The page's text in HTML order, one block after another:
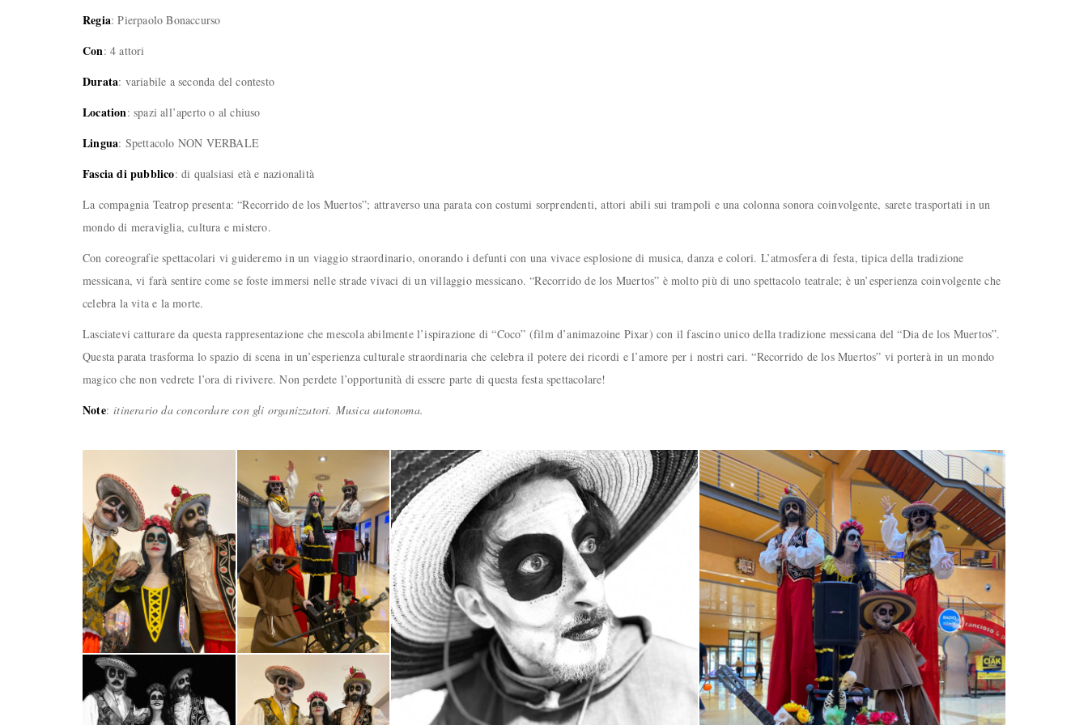
Regia: Pierpaolo Bonaccurso
Con: 4 attori
Durata: variabile a seconda del contesto
Location: spazi all’aperto o al chiuso
Lingua: Spettacolo NON VERBALE
Fascia di pubblico: di qualsiasi età e nazionalità
La compagnia Teatrop presenta: “Recorrido de los Muertos”; attraverso una parata con costumi sorprendenti, attori abili sui trampoli e una colonna sonora coinvolgente, sarete trasportati in un
mondo di meraviglia, cultura e mistero.
Con coreografie spettacolari vi guideremo in un viaggio straordinario, onorando i defunti con una vivace esplosione di musica, danza e colori. L’atmosfera di festa, tipica della tradizione
messicana, vi farà sentire come se foste immersi nelle strade vivaci di un villaggio messicano. “Recorrido de los Muertos” è molto più di uno spettacolo teatrale; è un’esperienza coinvolgente che
celebra la vita e la morte.
Lasciatevi catturare da questa rappresentazione che mescola abilmente l’ispirazione di “Coco” (film d’animazoine Pixar) con il fascino unico della tradizione messicana del “Dia de los Muertos”.
Questa parata trasforma lo spazio di scena in un’esperienza culturale straordinaria che celebra il potere dei ricordi e l’amore per i nostri cari. “Recorrido de los Muertos” vi porterà in un mondo
magico che non vedrete l’ora di rivivere. Non perdete l’opportunità di essere parte di questa festa spettacolare!
Note:itinerario da concordare con gli organizzatori. Musica autonoma.